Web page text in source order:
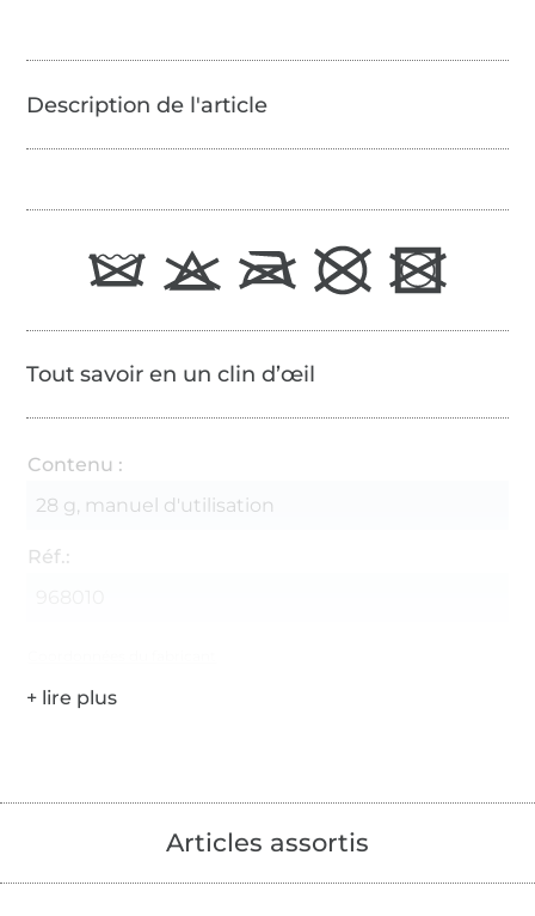
Tout savoir en un clin d’œil
Contenu :
28 g, manuel d'utilisation
Réf.:
Articles assortis